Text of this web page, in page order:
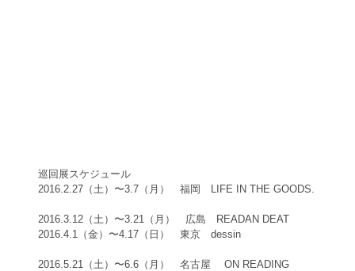
巡回展スケジュール
2016.2.27（土）〜3.7（月）　福岡　LIFE IN THE GOODS.
2016.3.12（土）〜3.21（月）　広島　READAN DEAT
2016.4.1（金）〜4.17（日）　東京　dessin
2016.5.21（土）〜6.6（月）　名古屋 　ON READING